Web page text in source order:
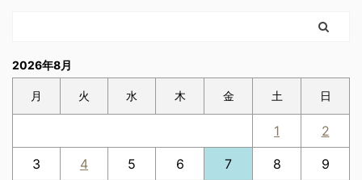
2026年8月
月 火 水 木 金 土 日
1 2
3 4 5 6 7 8 9